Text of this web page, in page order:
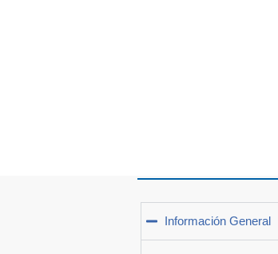
Información General